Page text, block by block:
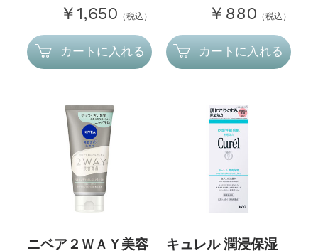
￥1,650 （税込）
カートに入れる
￥880 （税込）
カートに入れる
ニベア２ＷＡＹ美容
キュレル 潤浸保湿